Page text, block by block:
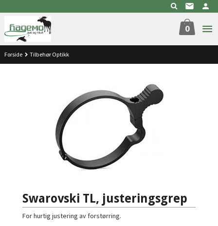
til
innholdet
0
Forside Tilbehør Optikk
Swarovski TL, justeringsgrep
For hurtig justering av forstørring.